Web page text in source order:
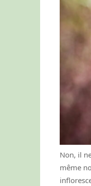
Non, il
même